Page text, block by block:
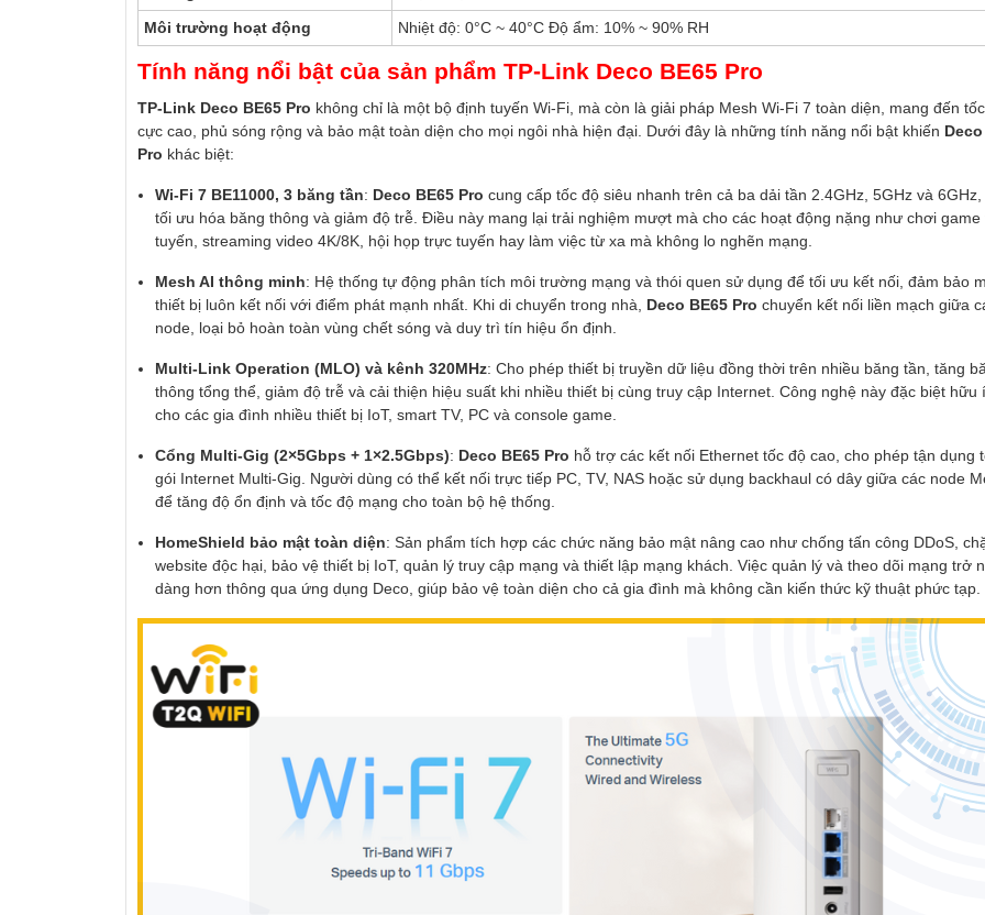
Môi trường hoạt động
Nhiệt độ: 0°C ~ 40°C Độ ẩm: 10% ~ 90% RH
Tính năng nổi bật của sản phẩm TP-Link Deco BE65 Pro
TP-Link Deco BE65 Pro không chỉ là một bộ định tuyến Wi-Fi, mà còn là giải pháp Mesh Wi-Fi 7 toàn diện, mang đến
cực cao, phủ sóng rộng và bảo mật toàn diện cho mọi ngôi nhà hiện đại. Dưới đây là những tính năng nổi bật khiến
Pro khác biệt:
Wi-Fi 7 BE11000, 3 băng tần: Deco BE65 Pro cung cấp tốc độ siêu nhanh trên cả ba dải tần 2.4GHz, 5GHz và
tối ưu hóa băng thông và giảm độ trễ. Điều này mang lại trải nghiệm mượt mà cho các hoạt động nặng như chơi game
tuyến, streaming video 4K/8K, hội họp trực tuyến hay làm việc từ xa mà không lo nghẽn mạng.
Mesh AI thông minh: Hệ thống tự động phân tích môi trường mạng và thói quen sử dụng để tối ưu kết nối, đảm bảo
thiết bị luôn kết nối với điểm phát mạnh nhất. Khi di chuyển trong nhà, Deco BE65 Pro chuyển kết nối liền mạch giữa
node, loại bỏ hoàn toàn vùng chết sóng và duy trì tín hiệu ổn định.
Multi-Link Operation (MLO) và kênh 320MHz: Cho phép thiết bị truyền dữ liệu đồng thời trên nhiều băng tần, tăng
thông tổng thể, giảm độ trễ và cải thiện hiệu suất khi nhiều thiết bị cùng truy cập Internet. Công nghệ này đặc biệt hữu
cho các gia đình nhiều thiết bị IoT, smart TV, PC và console game.
Cổng Multi-Gig (2×5Gbps + 1×2.5Gbps): Deco BE65 Pro hỗ trợ các kết nối Ethernet tốc độ cao, cho phép tận dụng
gói Internet Multi-Gig. Người dùng có thể kết nối trực tiếp PC, TV, NAS hoặc sử dụng backhaul có dây giữa các node
để tăng độ ổn định và tốc độ mạng cho toàn bộ hệ thống.
HomeShield bảo mật toàn diện: Sản phẩm tích hợp các chức năng bảo mật nâng cao như chống tấn công DDoS,
website độc hại, bảo vệ thiết bị IoT, quản lý truy cập mạng và thiết lập mạng khách. Việc quản lý và theo dõi mạng trở
dàng hơn thông qua ứng dụng Deco, giúp bảo vệ toàn diện cho cả gia đình mà không cần kiến thức kỹ thuật phức tạp.